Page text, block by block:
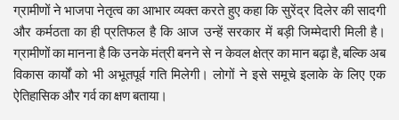
ग्रामीणों ने भाजपा नेतृत्व का आभार व्यक्त करते हुए कहा कि सुरेंद्र दिलेर की सादगी
और कर्मठता का ही प्रतिफल है कि आज उन्हें सरकार में बड़ी जिम्मेदारी मिली है।
ग्रामीणों का मानना है कि उनके मंत्री बनने से न केवल क्षेत्र का मान बढ़ा है, बल्कि अब
विकास कार्यों को भी अभूतपूर्व गति मिलेगी। लोगों ने इसे समूचे इलाके के लिए एक
ऐतिहासिक और गर्व का क्षण बताया।